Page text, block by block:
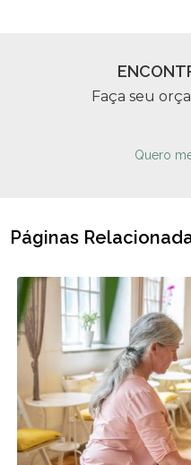
Faça seu
Quero
Páginas